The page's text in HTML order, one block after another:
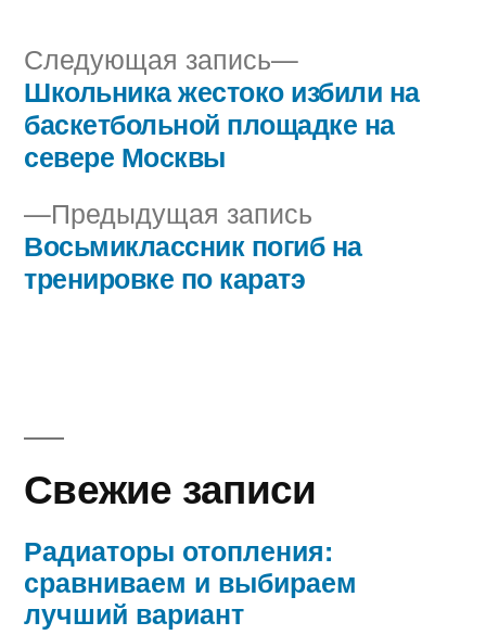
Навигация
по
записям
Предыдущая запись
запись:
Восьмиклассник погиб на
тренировке по каратэ
Следующая запись
Следующая
запись:
Школьника жестоко избили на
баскетбольной площадке на
севере Москвы
Свежие записи
Радиаторы отопления:
сравниваем и выбираем
лучший вариант